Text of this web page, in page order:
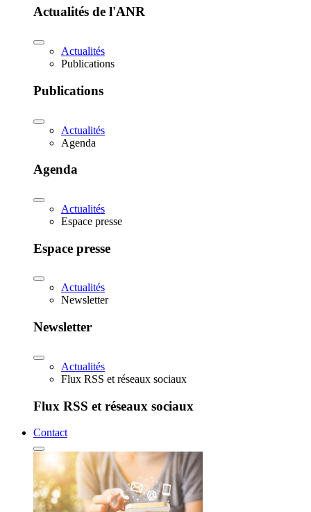
Actualités de l'ANR
Actualités
Publications
Publications
Actualités
Agenda
Agenda
Actualités
Espace presse
Espace presse
Actualités
Newsletter
Newsletter
Actualités
Flux RSS et réseaux sociaux
Flux RSS et réseaux sociaux
Contact